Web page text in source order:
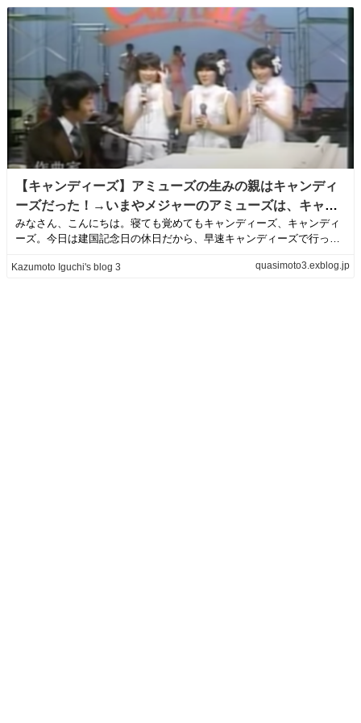
【キャンディーズ】アミューズの生みの親はキャンディ
ーズだった！→いまやメジャーのアミューズは、キャン
ディーズが解散したから誕生した！ | Kazumoto Iguchi's
blog 3
みなさん、こんにちは。寝ても覚めてもキャンディーズ、キャンディ
ーズ。今日は建国記念日の休日だから、早速キャンディーズで行って
Kazumoto Iguchi's blog 3 quasimoto3.exblog.jp